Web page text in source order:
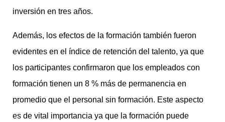
inversión en tres años.
Además, los efectos de la formación también fueron
evidentes en el índice de retención del talento, ya que
los participantes confirmaron que los empleados con
formación tienen un 8 % más de permanencia en
promedio que el personal sin formación. Este aspecto
es de vital importancia ya que la formación puede